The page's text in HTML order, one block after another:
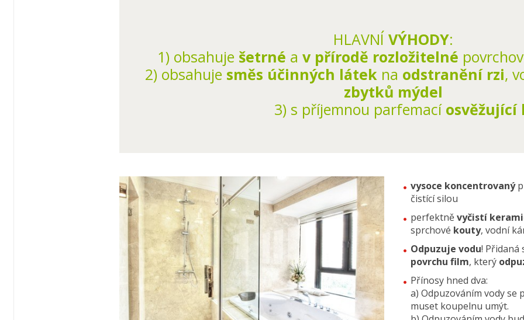
HLAVNÍ VÝHODY:
1) obsahuje šetrné a v přírodě rozložitelné
2) obsahuje směs účinných látekna odstranění rzi,
zbytků mýdel
3) s příjemnou parfemací osvěžující
vysoce koncentrovaný
čistící silou
perfektněvyčistí
sprchové kouty, vodní
Odpuzuje vodu! Přidaná
povrchu film, který
Přínosy hned dva:
a) Odpuzováním vody se
muset koupelnu umýt.